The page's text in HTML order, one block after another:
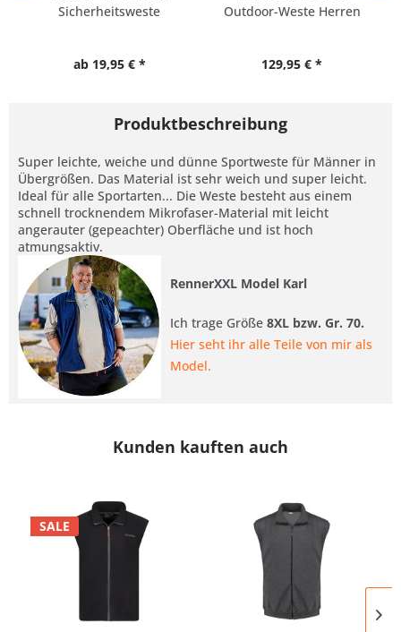
Sicherheitsweste
ab 19,95 € *
Outdoor-Weste Herren
129,95 € *
Produktbeschreibung
Super leichte, weiche und dünne Sportweste für Männer in
Übergrößen. Das Material ist sehr weich und super leicht.
Ideal für alle Sportarten... Die Weste besteht aus einem
schnell trocknendem Mikrofaser-Material mit leicht
angerauter (gepeachter) Oberfläche und ist hoch
atmungsaktiv.
RennerXXL Model Karl
Ich trage Größe 8XL bzw. Gr. 70.
Hier seht ihr alle Teile von mir als
Model.
Kunden kauften auch
SALE